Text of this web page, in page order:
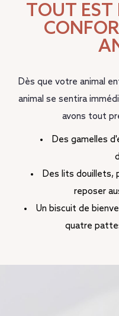
TOUT EST
Dès que votre animal
animal se sentira
avons tout
Des gamelles
Des lits douillets,
reposer
Un biscuit de
quatre